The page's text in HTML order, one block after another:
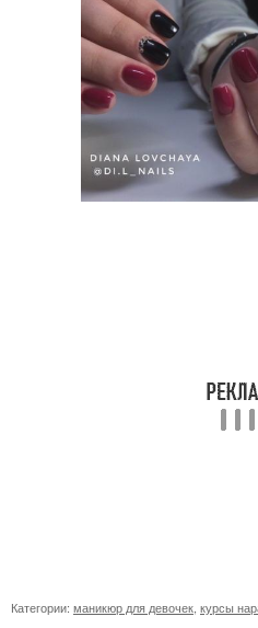
Категории: маникюр для девочек курсы